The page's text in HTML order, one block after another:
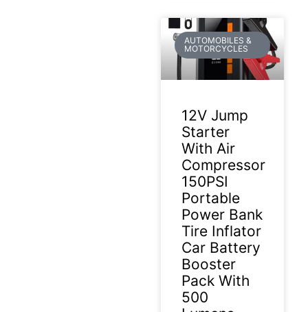
AUTOMOBILES &
MOTORCYCLES
12V Jump
Starter
With Air
Compressor
150PSI
Portable
Power Bank
Tire Inflator
Car Battery
Booster
Pack With
500